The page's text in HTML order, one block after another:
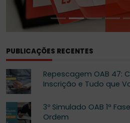
PUBLICAÇÕES RECENTES
Repescagem OAB 47:
Inscrição e Tudo que
3º Simulado OAB 1ª
Ordem